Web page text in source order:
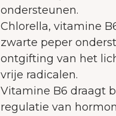
ondersteunen.
Chlorella, vitamine
zwarte peper
ontgifting van het
vrije radicalen.
Vitamine B6 draagt
regulatie van